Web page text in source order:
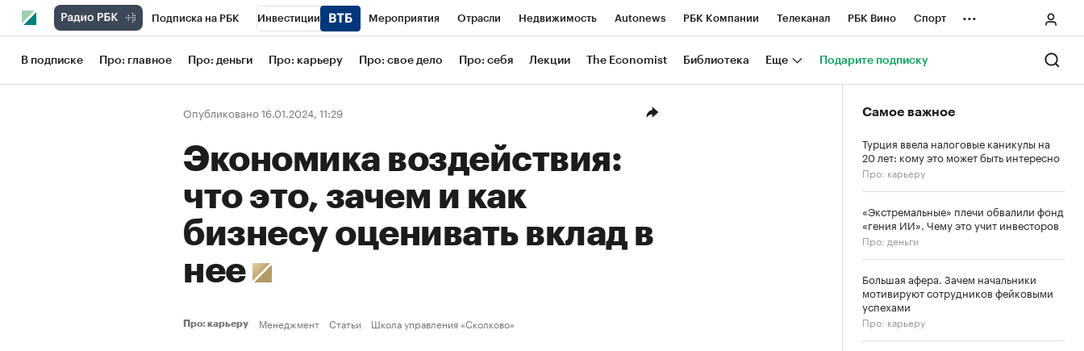
Подписка на РБК Инвестиции Мероприятия Отрасли Недвижимость Autonews РБК Компании Телеканал РБК Вино Спорт
Школа управления РБК РБК Образование РБК Life Тренды Визионеры Национальные проекты Город
Рынок наличной валюты
...
В подписке Про: главное Про: деньги Про: карьеру Про: свое дело Про: себя Лекции The Economist Библиотека Еще Подарите подписку
Опубликовано 16.01.2024, 11:29
Экономика воздействия:
что это, зачем и как
бизнесу оценивать вклад в
нее
Про: карьеру Менеджмент Статьи Школа управления «Сколково»
Самое важное
Турция ввела налоговые каникулы на
20 лет: кому это может быть интересно
Про: карьеру
«Экстремальные» плечи обвалили фонд
«гения ИИ». Чему это учит инвесторов
Про: деньги
Большая афера. Зачем начальники
мотивируют сотрудников фейковыми
успехами
Про: карьеру